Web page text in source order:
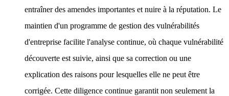
entraîner des amendes importantes et nuire à la réputation. Le
maintien d'un programme de gestion des vulnérabilités
d'entreprise facilite l'analyse continue, où chaque vulnérabilité
découverte est suivie, ainsi que sa correction ou une
explication des raisons pour lesquelles elle ne peut être
corrigée. Cette diligence continue garantit non seulement la